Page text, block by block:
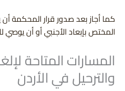
كما أجاز بعد صدور قرار المحكمة أن
المختص بإبعاد الأجنبي أو أن يوصي
المسارات المتاحة
والترحيل في الأردن